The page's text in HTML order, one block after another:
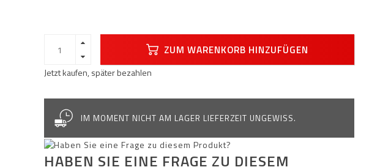
ZUM WARENKORB HINZUFÜGEN
Jetzt kaufen, später bezahlen
IM MOMENT NICHT AM LAGER LIEFERZEIT UNGEWISS.
HABEN SIE EINE FRAGE ZU DIESEM